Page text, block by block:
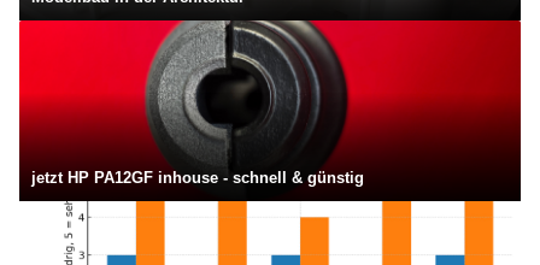
jetzt HP PA12GF inhouse - schnell & günstig